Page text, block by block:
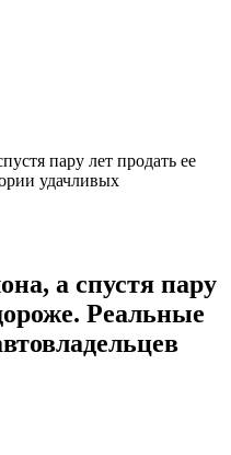
пару лет продать ее
удачливых
а спустя пару
Реальные